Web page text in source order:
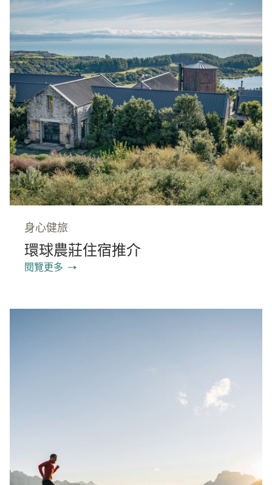
身心健旅
環球農莊住宿推介
閱覽更多